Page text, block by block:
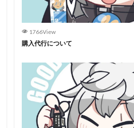
1766View
購入代行について